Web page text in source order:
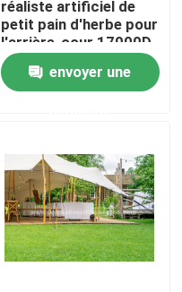
réaliste artificiel de
petit pain d'herbe pour
l'arrière-cour 17000D
de jardin 2 * 25m/petit
pain
envoyer une